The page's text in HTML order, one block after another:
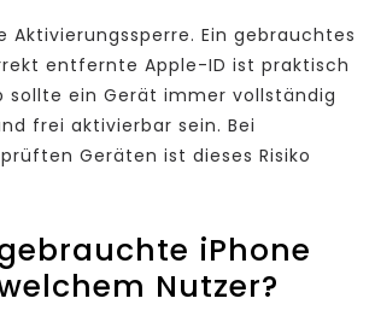
Aktivierungssperre. Ein gebrauchtes
entfernte Apple-ID ist praktisch
sollte ein Gerät immer vollständig
frei aktivierbar sein. Bei
Geräten ist dieses Risiko
iPhone
Nutzer?